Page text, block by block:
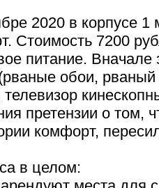
2020 в корпусе 1
Стоимость 7200
питание.
обои,
претензии о том,
комфорт,
в целом: